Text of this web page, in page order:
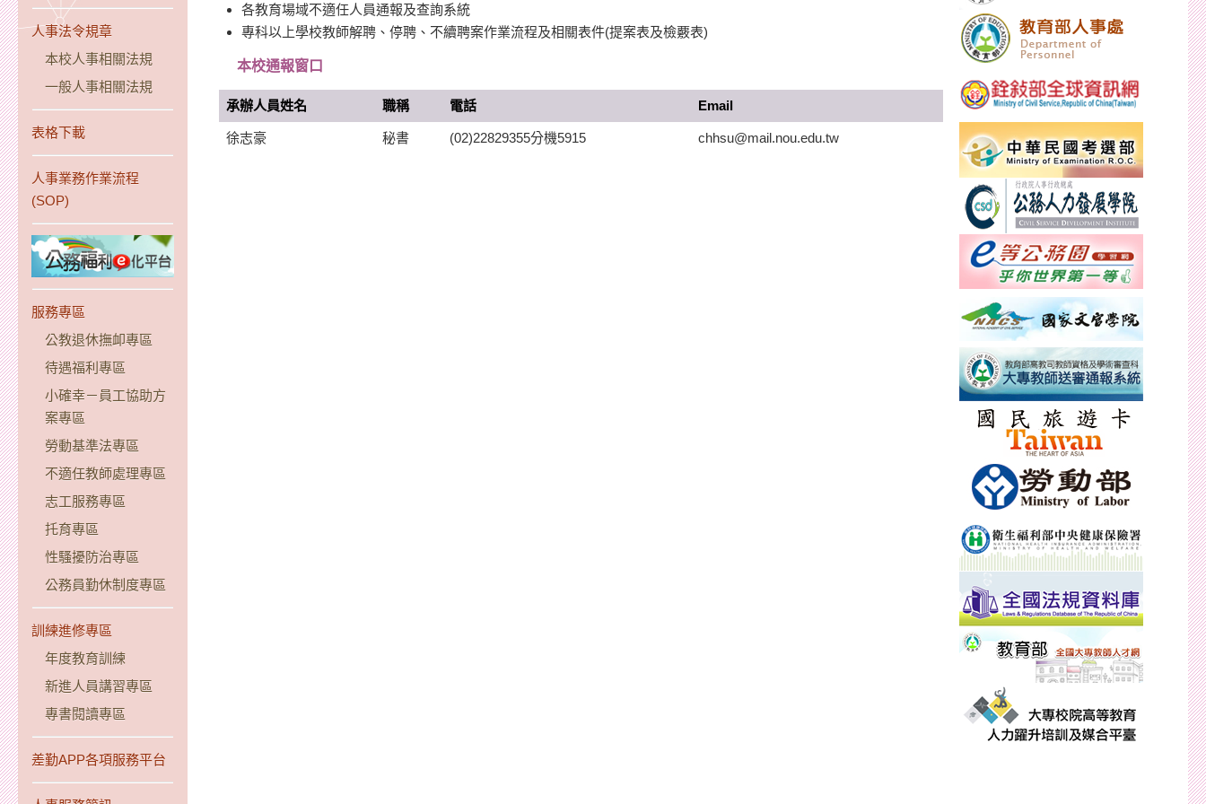
人事法令規章
本校人事相關法規
一般人事相關法規
表格下載
人事業務作業流程
(SOP)
服務專區
公教退休撫卹專區
待遇福利專區
小確幸－員工協助方
案專區
勞動基準法專區
不適任教師處理專區
志工服務專區
托育專區
性騷擾防治專區
公務員勤休制度專區
訓練進修專區
年度教育訓練
新進人員講習專區
專書閱讀專區
差勤APP各項服務平台
各教育場域不適任人員通報及查詢系統
專科以上學校教師解聘、停聘、不續聘案作業流程及相關表件(提案表及檢覈表)
本校通報窗口
承辦人員姓名 職稱 電話 Email
徐志豪 秘書 (02)22829355分機5915 chhsu@mail.nou.edu.tw